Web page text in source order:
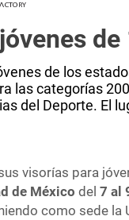
de
de los
las categorías
del Deporte. El
visorías para
de México del7 al
como sede la